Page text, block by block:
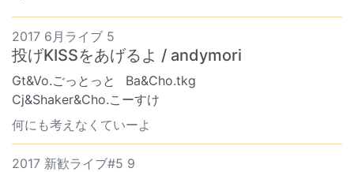
2017 6月ライブ 5
投げKISSをあげるよ / andymori
Gt&Vo.ごっとっと
Ba&Cho.tkg
Cj&Shaker&Cho.こーすけ
何にも考えなくていーよ
2017 新歓ライブ#5 9